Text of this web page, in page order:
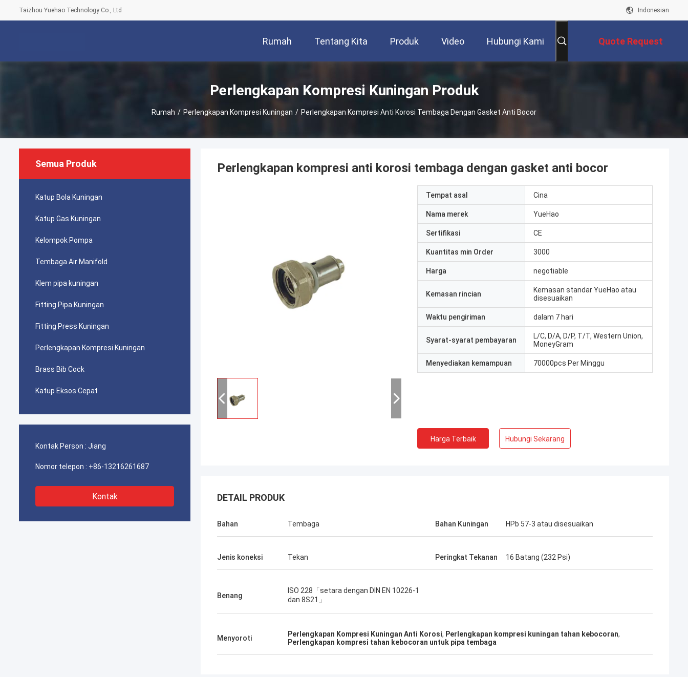
Taizhou Yuehao Technology Co., Ltd Indonesian
Rumah Tentang Kita Produk Video Hubungi Kami Quote Request
Perlengkapan Kompresi Kuningan Produk
Rumah / Perlengkapan Kompresi Kuningan / Perlengkapan Kompresi Anti Korosi Tembaga Dengan Gasket Anti Bocor
Semua Produk
Katup Bola Kuningan
Katup Gas Kuningan
Kelompok Pompa
Tembaga Air Manifold
Klem pipa kuningan
Fitting Pipa Kuningan
Fitting Press Kuningan
Perlengkapan Kompresi Kuningan
Brass Bib Cock
Katup Eksos Cepat
Kontak Person : Jiang
Nomor telepon : +86-13216261687
Kontak
Perlengkapan kompresi anti korosi tembaga dengan gasket anti bocor
Tempat asal Cina
Nama merek YueHao
Sertifikasi CE
Kuantitas min Order 3000
Harga negotiable
Kemasan rincian
Kemasan standar YueHao atau
disesuaikan
Waktu pengiriman dalam 7 hari
Syarat-syarat pembayaran
L/C, D/A, D/P, T/T, Western Union,
MoneyGram
Menyediakan kemampuan 70000pcs Per Minggu
Harga Terbaik Hubungi Sekarang
DETAIL PRODUK
Bahan Tembaga Bahan Kuningan HPb 57-3 atau disesuaikan
Jenis koneksi Tekan Peringkat Tekanan 16 Batang (232 Psi)
Benang
ISO 228「setara dengan DIN EN 10226-1
dan 8S21」
Menyoroti Perlengkapan Kompresi Kuningan Anti Korosi, Perlengkapan kompresi kuningan tahan kebocoran,
Perlengkapan kompresi tahan kebocoran untuk pipa tembaga